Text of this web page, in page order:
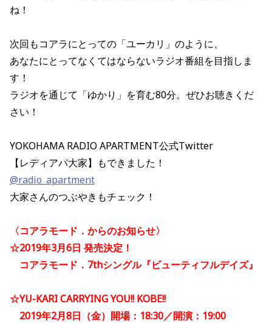
ね！
次回もコアラにとっての「ユーカリ」のように、
あなたにとってなくてはならないラジオ番組を目指しま
す！
ラジオを通じて「ゆかり」を育む80分。ぜひお聴きくだ
さい！
YOKOHAMA RADIO APARTMENT公式Twitter
【レディアパ大家】もできました！
@radio_apartment
大家さんのつぶやきもチェック！
〈コアラモード．からのお知らせ〉
☆2019年3月6日 発売決定！
コアラモード．7thシングル『ビューティフルデイズ』
☆YU-KARI CARRYING YOU!! KOBE!!
2019年2月8日（金）開場：18:30／開演：19:00